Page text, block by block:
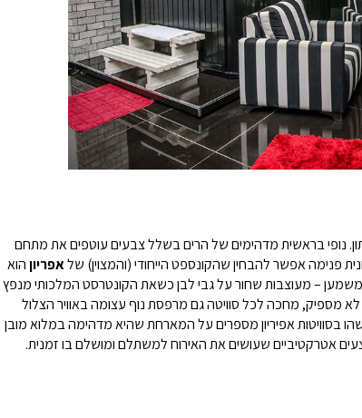
נופי בראשית מדהימים של הרים בשלל צבעים עוטפים את מתחם
פנימה אפשר להבחין שהקונספט הייחודי (והמצוין) שלאפריוןהוא
– מעוצבות שחור על גבי לבן כשאת הקונטרסט המלכותי מנפץ
לא מספיק, מחכה לכל סוויטה גם מרפסת נוף עצומה באוויר הצלול
בסוויטותאפיריוןמספרים על המארחת שהיא מדהימה במלוא מובן
אטרקטיביים שעושים את האירוח למשתלם ומושלם בו זמנית.